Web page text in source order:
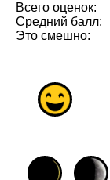
Всего оценок:
Средний балл:
Это смешно: